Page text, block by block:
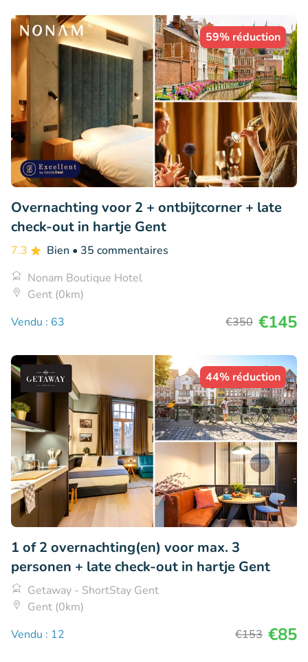
59% réduction
Overnachting voor 2 + ontbijtcorner + late
check-out in hartje Gent
7.3 Bien • 35 commentaires
Nonam Boutique Hotel
Gent (0km)
Vendu : 63
€350 €145
44% réduction
1 of 2 overnachting(en) voor max. 3
personen + late check-out in hartje Gent
Getaway - ShortStay Gent
Gent (0km)
Vendu : 12
€153 €85